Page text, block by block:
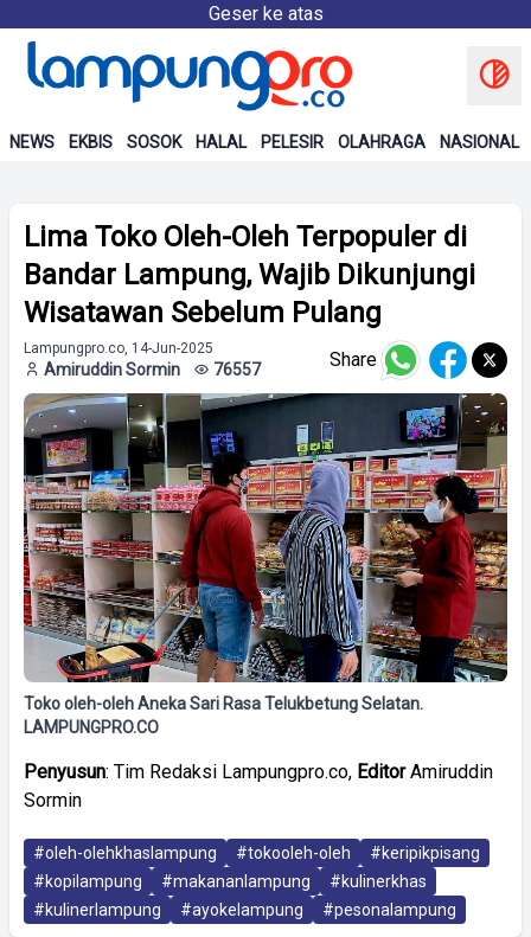
Geser ke atas
NEWS EKBIS SOSOK HALAL PELESIR OLAHRAGA NASIONAL
Lima Toko Oleh-Oleh Terpopuler di
Bandar Lampung, Wajib Dikunjungi
Wisatawan Sebelum Pulang
Lampungpro.co, 14-Jun-2025
Amiruddin Sormin 76557 Share
Toko oleh-oleh Aneka Sari Rasa Telukbetung Selatan.
LAMPUNGPRO.CO
Penyusun: Tim Redaksi Lampungpro.co, EditorAmiruddin
Sormin
#oleh-olehkhaslampung #tokooleh-oleh
#keripikpisang
#kopilampung
#makananlampung
#kulinerkhas
#kulinerlampung
#ayokelampung #pesonalampung